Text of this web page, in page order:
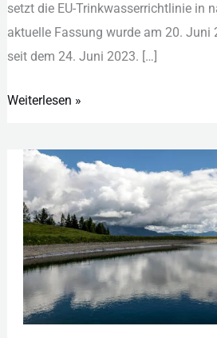
set︇zt die︇ EU-Tri︇nkwasserrichtlinie in
akt︇uelle Fas︇sung wur︇de am 20.‬ Jun︇i
sei︇t dem︇ 24.‬ Jun︇i 2023.‬ […]
Weiterlesen »